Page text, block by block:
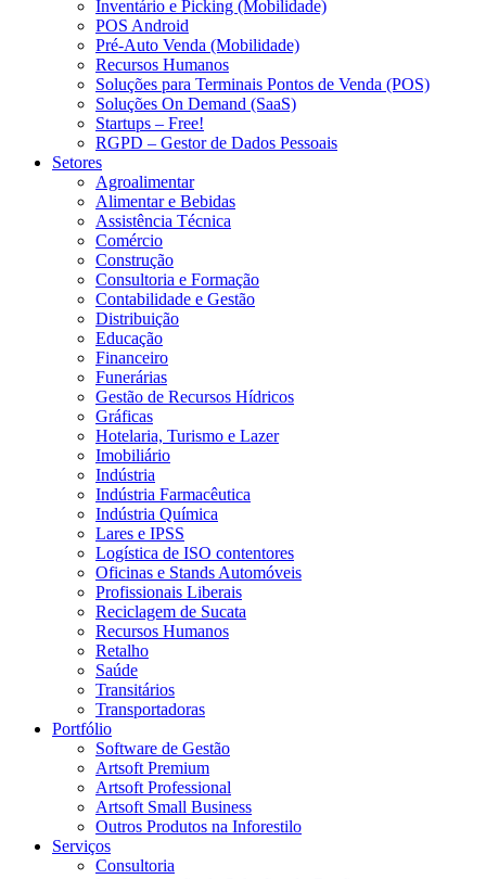
Inventário e Picking (Mobilidade)
POS Android
Pré-Auto Venda (Mobilidade)
Recursos Humanos
Soluções para Terminais Pontos de Venda (POS)
Soluções On Demand (SaaS)
Startups – Free!
RGPD – Gestor de Dados Pessoais
Setores
Agroalimentar
Alimentar e Bebidas
Assistência Técnica
Comércio
Construção
Consultoria e Formação
Contabilidade e Gestão
Distribuição
Educação
Financeiro
Funerárias
Gestão de Recursos Hídricos
Gráficas
Hotelaria, Turismo e Lazer
Imobiliário
Indústria
Indústria Farmacêutica
Indústria Química
Lares e IPSS
Logística de ISO contentores
Oficinas e Stands Automóveis
Profissionais Liberais
Reciclagem de Sucata
Recursos Humanos
Retalho
Saúde
Transitários
Transportadoras
Portfólio
Software de Gestão
Artsoft Premium
Artsoft Professional
Artsoft Small Business
Outros Produtos na Inforestilo
Serviços
Consultoria